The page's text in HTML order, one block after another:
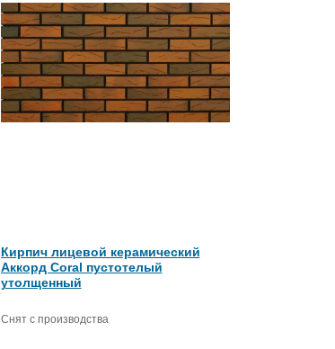
Кирпич лицевой керамический
Аккорд Coral пустотелый
утолщенный
Снят с производства